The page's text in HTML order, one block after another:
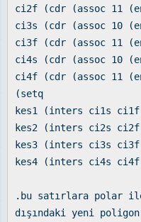
ci2f (cdr (assoc 11
ci3s (cdr (assoc 10
ci3f (cdr (assoc 11
ci4s (cdr (assoc 10
ci4f (cdr (assoc 11
(setq
kes1 (inters ci1s
kes2 (inters ci2s
kes3 (inters ci3s
kes4 (inters ci4s
.bu satırlara polar
dışındaki yeni